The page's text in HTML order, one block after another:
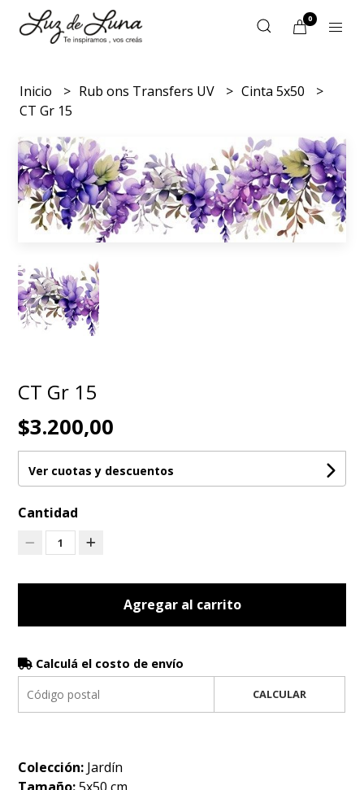
0
Inicio Rub ons Transfers UV
Cinta 5x50
CT Gr 15
CT Gr 15
$3.200,00
Ver cuotas y descuentos
Cantidad
1
Agregar al carrito
Calculá el costo de envío
CALCULAR
Colección: Jardín